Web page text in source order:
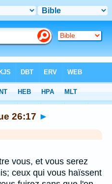
26:17 ►
vous, et vous serez
ceux qui vous haïssent